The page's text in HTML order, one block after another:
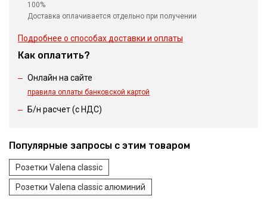
100%
Доставка оплачивается отдельно при получении
Подробнее о способах доставки и оплаты
Как оплатить?
Онлайн на сайте
правила оплаты банковской картой
Б/н расчет (c НДС)
Популярные запросы с этим товаром
Розетки Valena classic
Розетки Valena classic алюминий